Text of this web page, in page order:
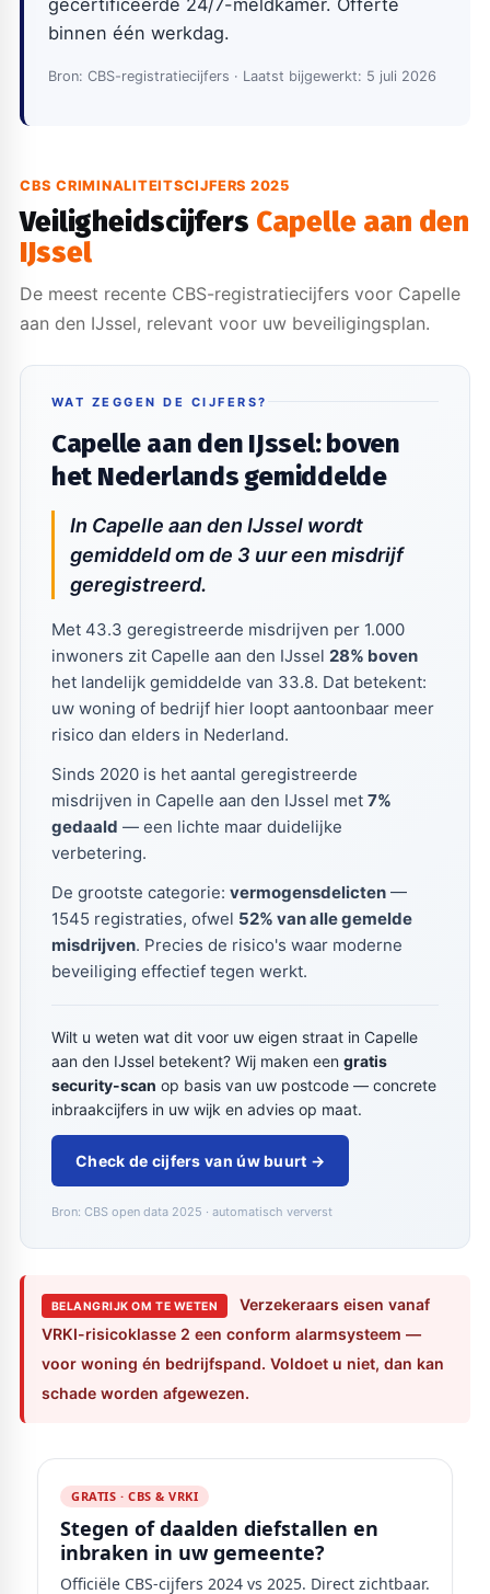
gecertificeerde 24/7-meldkamer. Offerte
binnen één werkdag.
Bron: CBS-registratiecijfers · Laatst bijgewerkt: 5 juli 2026
CBS CRIMINALITEITSCIJFERS 2025
Veiligheidscijfers Capelle aan den
IJssel
De meest recente CBS-registratiecijfers voor Capelle
aan den IJssel, relevant voor uw beveiligingsplan.
WAT ZEGGEN DE CIJFERS?
Capelle aan den IJssel: boven
het Nederlands gemiddelde
In Capelle aan den IJssel wordt
gemiddeld om de 3 uur een misdrijf
geregistreerd.
Met 43.3 geregistreerde misdrijven per 1.000
inwoners zit Capelle aan den IJssel 28% boven
het landelijk gemiddelde van 33.8. Dat betekent:
uw woning of bedrijf hier loopt aantoonbaar meer
risico dan elders in Nederland.
Sinds 2020 is het aantal geregistreerde
misdrijven in Capelle aan den IJssel met 7%
gedaald — een lichte maar duidelijke
verbetering.
De grootste categorie: vermogensdelicten—
1545 registraties, ofwel 52% van alle gemelde
misdrijven. Precies de risico's waar moderne
beveiliging effectief tegen werkt.
Wilt u weten wat dit voor uw eigen straat in Capelle
aan den IJssel betekent? Wij maken een gratis
security-scan op basis van uw postcode — concrete
inbraakcijfers in uw wijk en advies op maat.
Check de cijfers van úw buurt →
Bron: CBS open data 2025 · automatisch ververst
BELANGRIJK OM TE WETEN
Verzekeraars eisen vanaf
VRKI-risicoklasse 2 een conform alarmsysteem —
voor woning én bedrijfspand. Voldoet u niet, dan kan
schade worden afgewezen.